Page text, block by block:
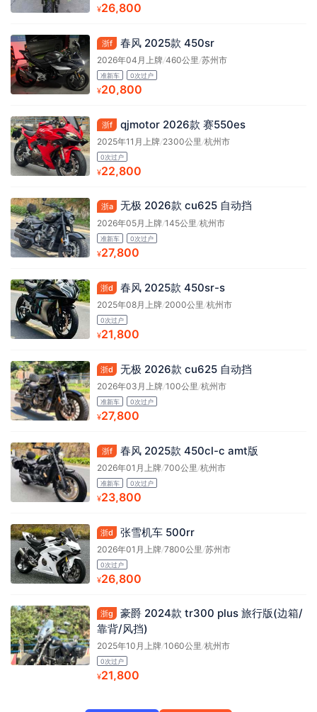
¥26,800
浙f 春风 2025款 450sr
2026年04月上牌/460公里 /苏州市
准新车 0次过户
¥20,800
浙f qjmotor 2026款 赛550es
2025年11月上牌/2300公里 /杭州市
0次过户
¥22,800
浙a 无极 2026款 cu625 自动挡
2026年05月上牌/145公里 /杭州市
准新车 0次过户
¥27,800
浙d 春风 2025款 450sr-s
2025年08月上牌/2000公里 /杭州市
0次过户
¥21,800
浙d 无极 2026款 cu625 自动挡
2026年03月上牌/100公里 /杭州市
准新车 0次过户
¥27,800
浙f 春风 2025款 450cl-c amt版
2026年01月上牌/700公里 /杭州市
准新车 0次过户
¥23,800
浙d 张雪机车 500rr
2026年01月上牌/7800公里 /苏州市
0次过户
¥26,800
浙g
豪爵 2024款 tr300 plus 旅行版(边箱/
靠背/风挡)
2025年10月上牌/1060公里/杭州市
0次过户
¥21,800